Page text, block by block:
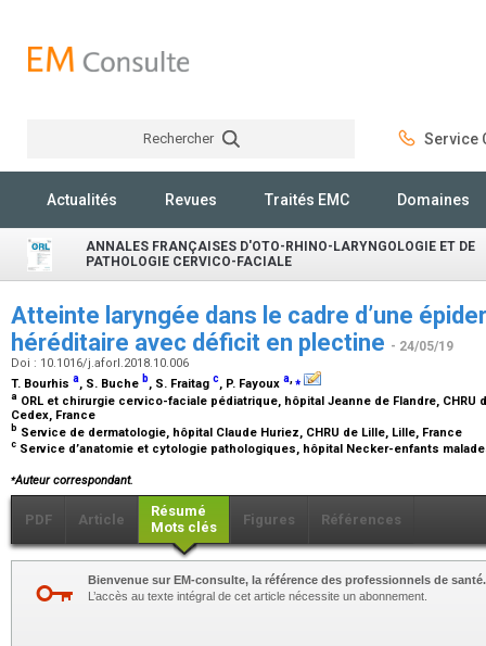
Rechercher Service
Actualités Revues Traités EMC Domaines
ANNALES FRANÇAISES D'OTO-RHINO-LARYNGOLOGIE ET DE
PATHOLOGIE CERVICO-FACIALE
Atteinte laryngée dans le cadre d’une
héréditaire avec déficit en plectine - 24/05/19
Doi : 10.1016/j.aforl.2018.10.006
T. Bourhis a, S. Buche b, S. Fraitag c, P. Fayoux a,⁎
a ORL et chirurgie cervico-faciale pédiatrique, hôpital Jeanne de Flandre, CHRU
Cedex, France
b Service de dermatologie, hôpital Claude Huriez, CHRU de Lille, Lille, France
c Service d’anatomie et cytologie pathologiques, hôpital Necker-enfants
⁎Auteur correspondant.
PDF Article
Résumé
Mots clés
Figures Références
Bienvenue sur EM-consulte, la référence des professionnels de santé.
L’accès au texte intégral de cet article nécessite un abonnement.